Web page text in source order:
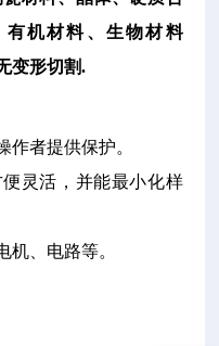
机材料、生物材料
变形切割.
作者提供保护。
灵活，并能最小化样
机、电路等。